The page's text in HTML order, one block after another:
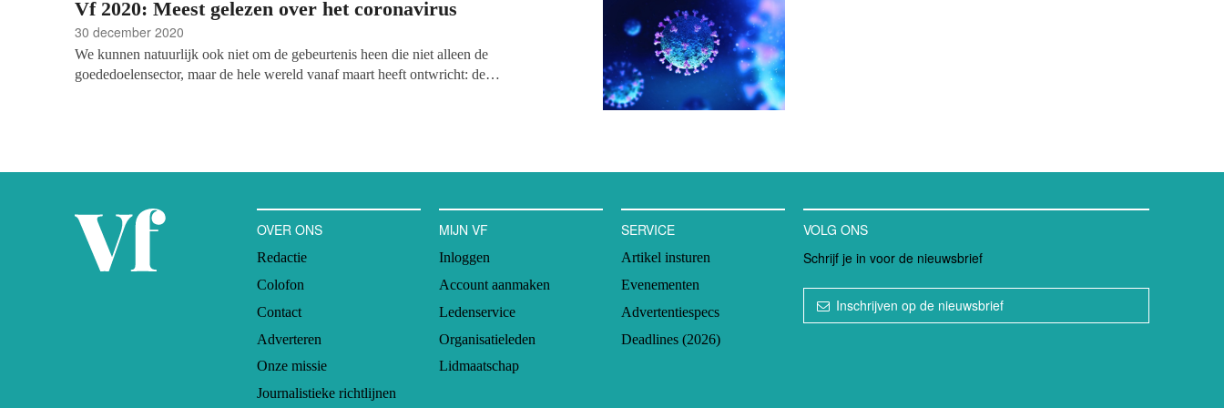
Andreas Tober, PR-Manager bij de Hersenstichting.
Vf 2020: Meest gelezen over het coronavirus
30 december 2020
We kunnen natuurlijk ook niet om de gebeurtenis heen die niet alleen de
goededoelensector, maar de hele wereld vanaf maart heeft ontwricht: de
webinar.
OVER ONS
Redactie
Colofon
Contact
Adverteren
Onze missie
Journalistieke richtlijnen
MIJN VF
Inloggen
Account aanmaken
Ledenservice
Organisatieleden
Lidmaatschap
SERVICE
Artikel insturen
Evenementen
Advertentiespecs
Deadlines (2026)
VOLG ONS
Schrijf je in voor de nieuwsbrief
Inschrijven op de nieuwsbrief